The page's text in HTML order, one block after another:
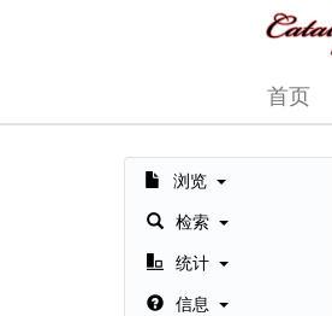
首页
浏览
检索
统计
信息